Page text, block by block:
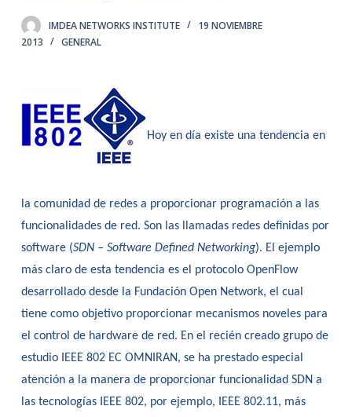
d
IMDEA NETWORKS INSTITUTE
19 NOVIEMBRE
2013
GENERAL
Hoy en día existe una tendencia en
la comunidad de redes a proporcionar programación a las
funcionalidades de red. Son las llamadas redes definidas por
software (SDN – Software Defined Networking). El ejemplo
más claro de esta tendencia es el protocolo OpenFlow
desarrollado desde la Fundación Open Network, el cual
tiene como objetivo proporcionar mecanismos noveles para
el control de hardware de red. En el recién creado grupo de
estudio IEEE 802 EC OMNIRAN, se ha prestado especial
atención a la manera de proporcionar funcionalidad SDN a
las tecnologías IEEE 802, por ejemplo, IEEE 802.11, más